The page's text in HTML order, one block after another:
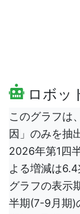
ロボッ
このグラフは
因」のみを抽
2026年第1四
よる増減は
グラフの表示
半期(7-9月期)